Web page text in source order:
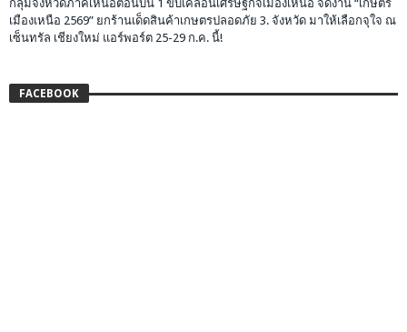
กลุ่มจังหวัดภาคเหนือตอนบน 1 ขับเคลื่อนเศรษฐกิจเมืองเหนือ จัดงาน “เกษตร
เมืองเหนือ 2569” ยกร้านเด็ดสินค้าเกษตรปลอดภัย 3. จังหวัด มาให้เลือกจุใจ ณ
เซ็นทรัล เชียงใหม่ แอร์พอร์ต 25-29 ก.ค. นี้!
FACEBOOK